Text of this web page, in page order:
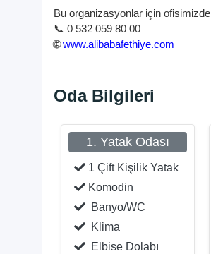
Bu organizasyonlar için
📞 0 532 059 80 00
🌐www.alibabafethiye.com
Oda Bilgileri
1. Yatak Odası
1 Çift Kişilik Yatak
Komodin
Banyo/WC
Klima
Elbise Dolabı